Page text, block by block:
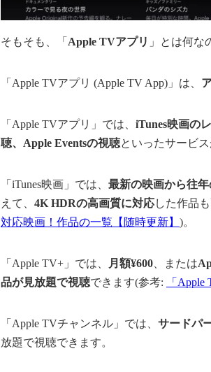
そもそも、「 Apple TVアプリ 」とは何な
「Apple TVアプリ (Apple TV App)」は、
「Apple TVアプリ」では、 iTunes映画の
聴、Apple Eventsの視聴といったサービ
「iTunes映画」では、 最新の映画から往
えて、 4K HDRの高画質に対応した作品
対応映画！作品の一覧【随時更新】 )。
「Apple TV+」では、 月額¥600、または
品が見放題で視聴できます(参考: 「
「Apple TVチャンネル」では、 サードパ
放題で視聴できます。